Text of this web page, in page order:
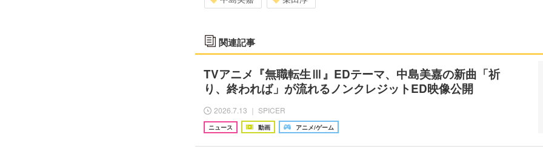
関連記事
TVアニメ『無職転生Ⅲ』EDテーマ、中島美嘉の新曲「祈
り、終われば」が流れるノンクレジットED映像公開
2026.7.13 ｜ SPICER
ニュース 動画 アニメ/ゲーム